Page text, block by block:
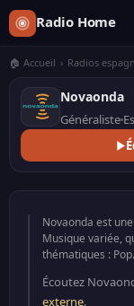
Radio Home
🏠 Accueil › Radios
Novaonda
Généraliste
Novaonda est
Musique variée,
thématiques : Pop.
Écoutez
externe.